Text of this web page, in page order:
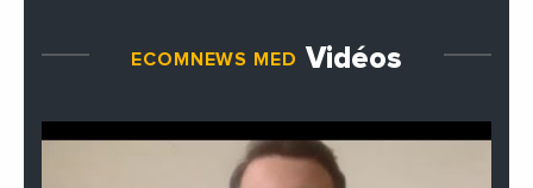
ECOMNEWS MED Vidéos